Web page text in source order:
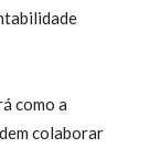
como a
colaborar